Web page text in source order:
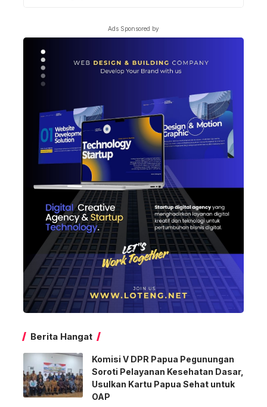
Nirmeke
Ads Sponsored by
Berita Hangat
Komisi V DPR Papua Pegunungan
Soroti Pelayanan Kesehatan Dasar,
Usulkan Kartu Papua Sehat untuk
OAP